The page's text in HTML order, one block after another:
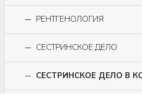
РЕНТГЕНОЛОГИЯ
СЕСТРИНСКОЕ ДЕЛО
СЕСТРИНСКОЕ ДЕЛО В